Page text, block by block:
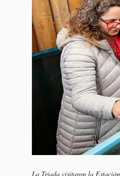
La Tríada visitaron la